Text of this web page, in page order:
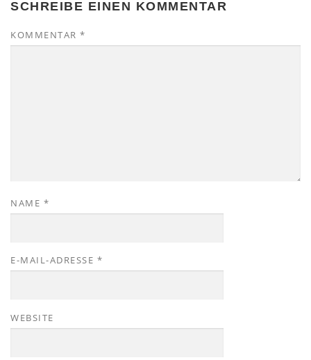
SCHREIBE EINEN KOMMENTAR
KOMMENTAR *
NAME *
E-MAIL-ADRESSE *
WEBSITE